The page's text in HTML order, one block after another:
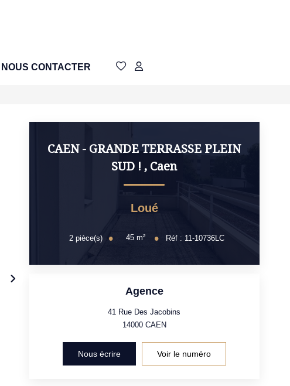
NOUS CONTACTER
CAEN - GRANDE TERRASSE PLEIN
SUD ! , Caen
Loué
2 pièce(s) 45 m² Réf : 11-10736LC
Agence
41 Rue Des Jacobins
14000 CAEN
Nous écrire Voir le numéro